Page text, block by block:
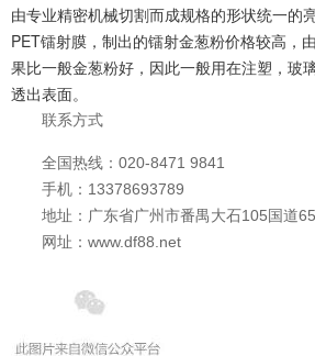
由专业精密机械切割而成规格的形状统一的
PET镭射膜 ， 制出的镭射金葱粉价格较高 ， 由
果比一般金葱粉好 ， 因此一般用在注塑 ， 玻
透出表面。
联系方式
全国热线 ： 020-8471 9841
手机 ： 13378693789
地址 ： 广东省广州市番禺大石105国道65
网址 ： www.df88 net